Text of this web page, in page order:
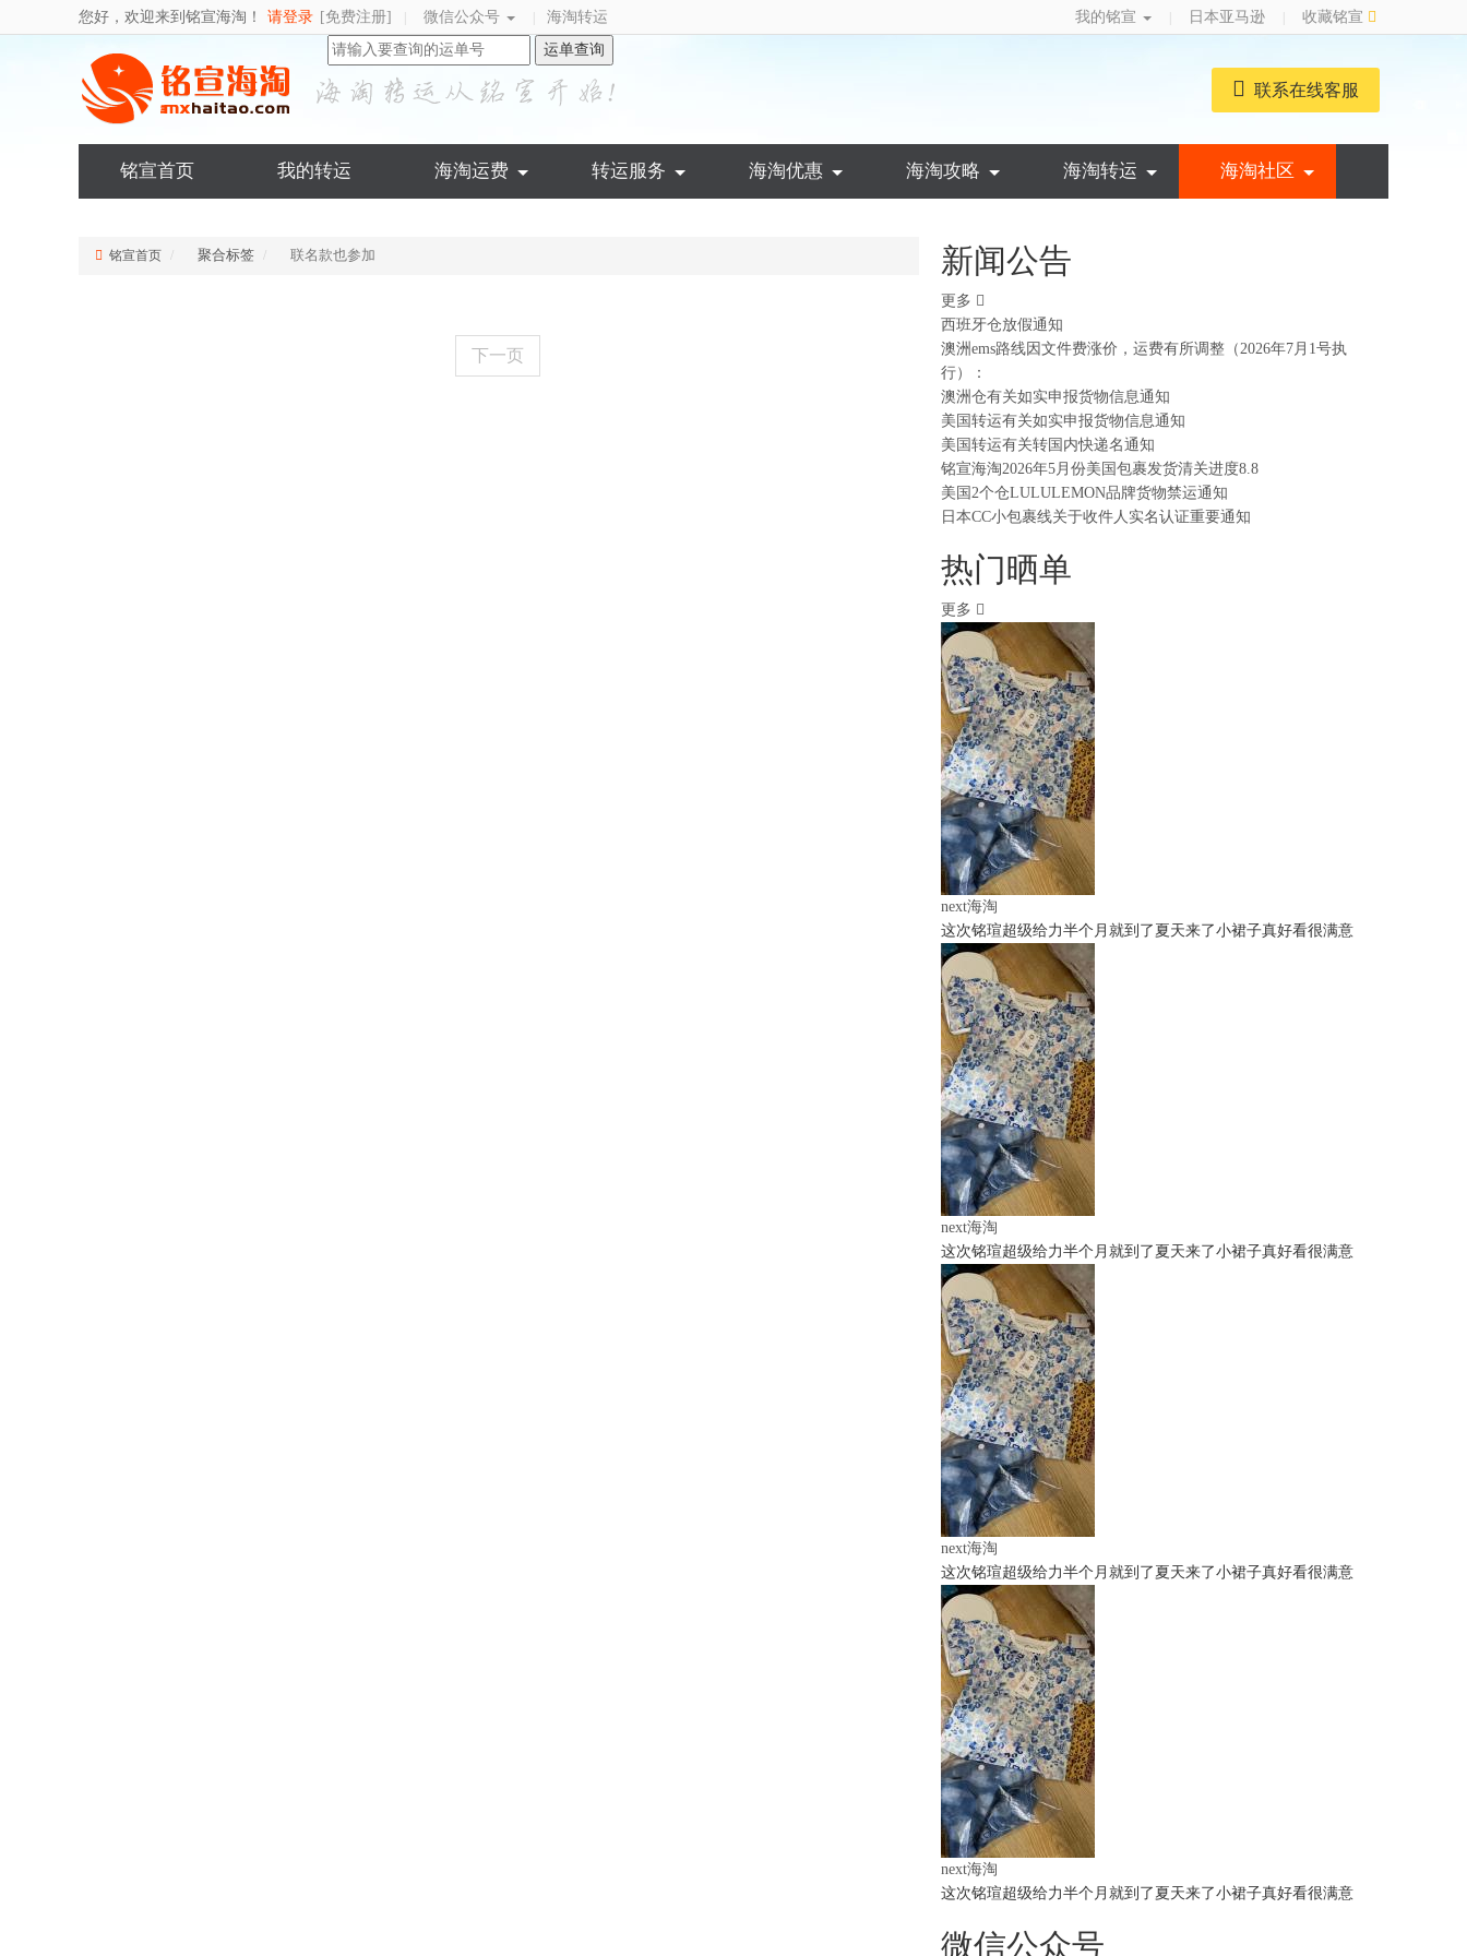
您好，欢迎来到铭宣海淘！ 请登录 [免费注册] 微信公众号 海淘转运 我的铭宣 日本亚马逊
收藏铭宣
运单查询
联系在线客服
铭宣首页 我的转运 海淘运费 转运服务 海淘优惠 海淘攻略 海淘转运 海淘社区
铭宣首页 聚合标签 联名款也参加
下一页
新闻公告
更多
西班牙仓放假通知
澳洲ems路线因文件费涨价，运费有所调整（2026年7月1号执
行）：
澳洲仓有关如实申报货物信息通知
美国转运有关如实申报货物信息通知
美国转运有关转国内快递名通知
铭宣海淘2026年5月份美国包裹发货清关进度8.8
美国2个仓LULULEMON品牌货物禁运通知
日本CC小包裹线关于收件人实名认证重要通知
热门晒单
更多
next海淘
这次铭瑄超级给力半个月就到了夏天来了小裙子真好看很满意
next海淘
这次铭瑄超级给力半个月就到了夏天来了小裙子真好看很满意
next海淘
这次铭瑄超级给力半个月就到了夏天来了小裙子真好看很满意
next海淘
这次铭瑄超级给力半个月就到了夏天来了小裙子真好看很满意
微信公众号